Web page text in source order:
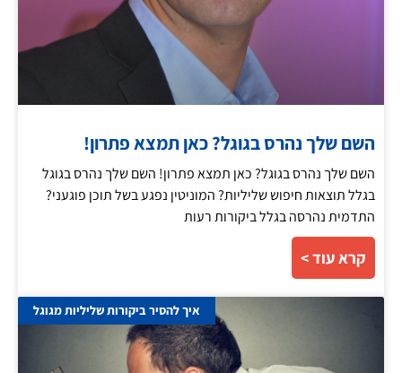
השם שלך נהרס בגוגל? כאן תמצא פתרון!
השם שלך נהרס בגוגל? כאן תמצא פתרון! השם שלך נהרס בגוגל
בגלל תוצאות חיפוש שליליות? המוניטין נפגע בשל תוכן פוגעני?
התדמית נהרסה בגלל ביקורות רעות
קרא עוד >
איך להסיר ביקורות שליליות מגוגל